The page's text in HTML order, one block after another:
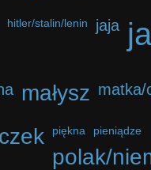
hitler/stalin/lenin jaja
małysz matka/
piękna pieniądze
polak/